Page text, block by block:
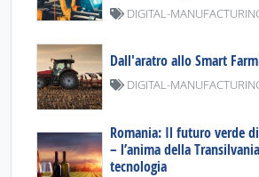
DIGITAL-
Dall'aratro allo Smart
DIGITAL-
Romania: Il futuro verde
– l’anima della
tecnologia